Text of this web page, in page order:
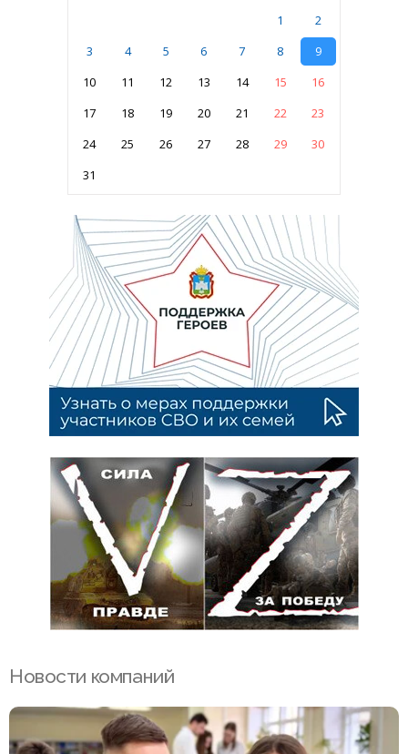
1
2
3
4 5 6 7 8
9
10
11 12 13 14 15
16
17
18 19 20 21 22
23
24
25 26 27 28 29
30
31
Новости компаний